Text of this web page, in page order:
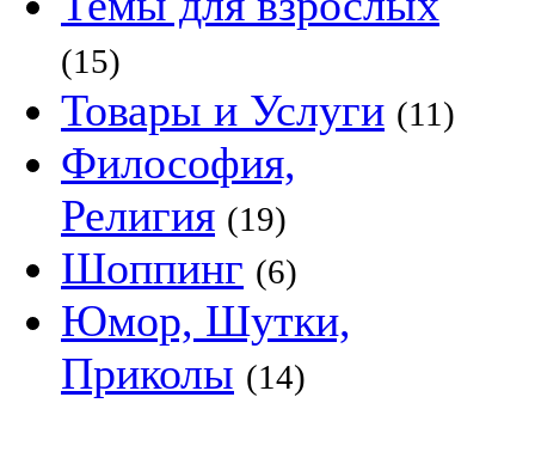
(15)
Товары и Услуги (11)
Философия,
Религия (19)
Шоппинг (6)
Юмор, Шутки,
Приколы (14)